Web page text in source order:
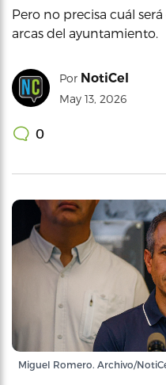
Pero no precisa cuál
arcas del ayuntamiento.
Por NotiCel
May 13, 2026
0
Miguel Romero. Archivo/